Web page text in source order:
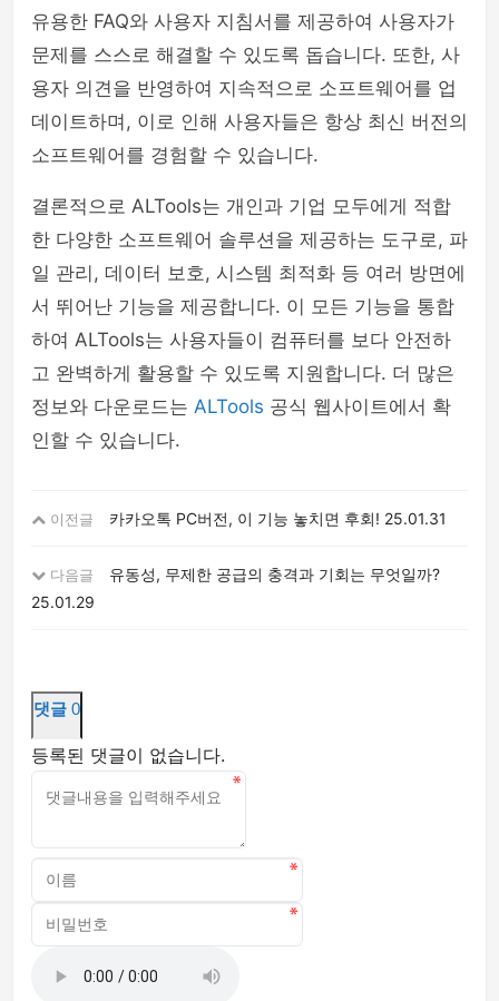
유용한 FAQ와 사용자 지침서를 제공하여 사용자가
문제를 스스로 해결할 수 있도록 돕습니다. 또한, 사
용자 의견을 반영하여 지속적으로 소프트웨어를 업
데이트하며, 이로 인해 사용자들은 항상 최신 버전의
소프트웨어를 경험할 수 있습니다.
결론적으로 ALTools는 개인과 기업 모두에게 적합
한 다양한 소프트웨어 솔루션을 제공하는 도구로, 파
일 관리, 데이터 보호, 시스템 최적화 등 여러 방면에
서 뛰어난 기능을 제공합니다. 이 모든 기능을 통합
하여 ALTools는 사용자들이 컴퓨터를 보다 안전하
고 완벽하게 활용할 수 있도록 지원합니다. 더 많은
정보와 다운로드는 ALTools 공식 웹사이트에서 확
인할 수 있습니다.
이전글 카카오톡 PC버전, 이 기능 놓치면 후회! 25.01.31
다음글
유동성, 무제한 공급의 충격과 기회는 무엇일까?
25.01.29
댓글 0
등록된 댓글이 없습니다.